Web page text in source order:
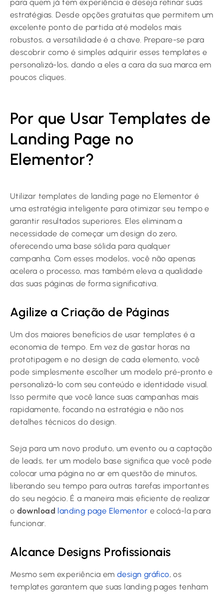
para quem já tem experiência e deseja refinar suas
estratégias. Desde opções gratuitas que permitem um
excelente ponto de partida até modelos mais
robustos, a versatilidade é a chave. Prepare-se para
descobrir como é simples adquirir esses templates e
personalizá-los, dando a eles a cara da sua marca em
poucos cliques.
Por que Usar Templates de
Landing Page no
Elementor?
Utilizar templates de landing page no Elementor é
uma estratégia inteligente para otimizar seu tempo e
garantir resultados superiores. Eles eliminam a
necessidade de começar um design do zero,
oferecendo uma base sólida para qualquer
campanha. Com esses modelos, você não apenas
acelera o processo, mas também eleva a qualidade
das suas páginas de forma significativa.
Agilize a Criação de Páginas
Um dos maiores benefícios de usar templates é a
economia de tempo. Em vez de gastar horas na
prototipagem e no design de cada elemento, você
pode simplesmente escolher um modelo pré-pronto e
personalizá-lo com seu conteúdo e identidade visual.
Isso permite que você lance suas campanhas mais
rapidamente, focando na estratégia e não nos
detalhes técnicos do design.
Seja para um novo produto, um evento ou a captação
de leads, ter um modelo base significa que você pode
colocar uma página no ar em questão de minutos,
liberando seu tempo para outras tarefas importantes
do seu negócio. É a maneira mais eficiente de realizar
o download landing page Elementor e colocá-la para
funcionar.
Alcance Designs Profissionais
Mesmo sem experiência em design gráfico, os
templates garantem que suas landing pages tenham